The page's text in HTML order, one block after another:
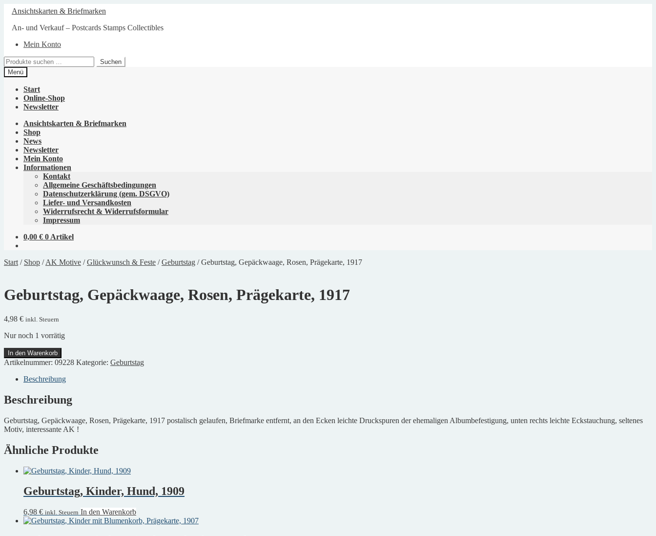
Zur
Navigation
springen
Zum
Inhalt
springen
Ansichtskarten & Briefmarken
An- und Verkauf – Postcards Stamps Collectibles
Mein Konto
Suchen
nach:
Suchen
Menü
Start
Online-Shop
Newsletter
Ansichtskarten & Briefmarken
Shop
News
Newsletter
Mein Konto
Informationen
Kontakt
Allgemeine Geschäftsbedingungen
Datenschutzerklärung (gem. DSGVO)
Liefer- und Versandkosten
Widerrufsrecht & Widerrufsformular
Impressum
0,00 € 0 Artikel
Start / Shop /AK Motive /Glückwunsch & Feste /Geburtstag /Geburtstag, Gepäckwaage, Rosen, Prägekarte, 1917
Geburtstag, Gepäckwaage, Rosen, Prägekarte, 1917
4,98 € inkl. Steuern
Nur noch 1 vorrätig
Geburtstag,
Gepäckwaage,
Prägekarte,
Menge
In den Warenkorb
Artikelnummer: 09228 Kategorie: Geburtstag
Beschreibung
Beschreibung
Geburtstag, Gepäckwaage, Rosen, Prägekarte, 1917 postalisch gelaufen, Briefmarke entfernt, an den Ecken leichte Druckspuren der ehemaligen Albumbefestigung, unten rechts leichte Eckstauchung, seltenes
Motiv, interessante AK !
Ähnliche Produkte
Geburtstag, Kinder, Hund, 1909
6,98 € inkl. Steuern In den Warenkorb